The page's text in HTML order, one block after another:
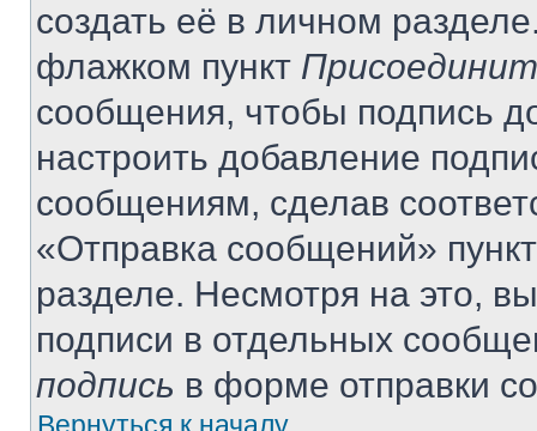
создать её в личном
флажком пункт
сообщения, чтобы подпись
настроить добавление
сообщениям, сделав
«Отправка сообщений»
разделе. Несмотря на это,
подписи в отдельных
подпись в форме отправки